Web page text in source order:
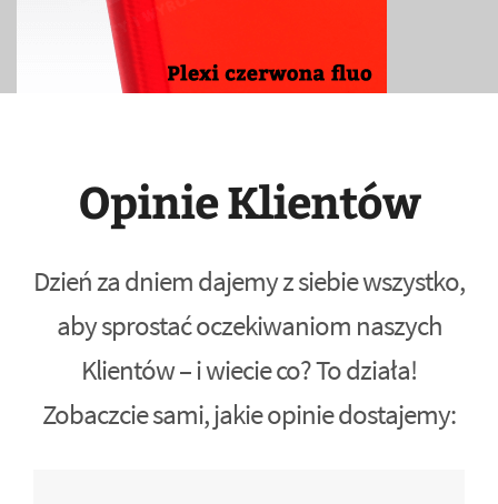
Opinie Klientów
Dzień za dniem dajemy z siebie wszystko,
aby sprostać oczekiwaniom naszych
Klientów – i wiecie co? To działa!
Zobaczcie sami, jakie opinie dostajemy: